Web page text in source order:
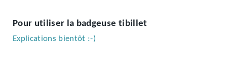
Pour utiliser la badgeuse tibillet
Explications bientôt :-)